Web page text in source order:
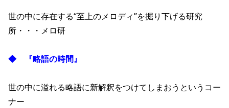
世の中に存在する“至上のメロディ”を掘り下げる研究
所・・・メロ研
◆ 『略語の時間』
世の中に溢れる略語に新解釈をつけてしまおうというコー
ナー